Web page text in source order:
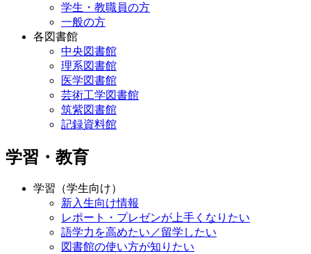
学生・教職員の方
一般の方
各図書館
中央図書館
理系図書館
医学図書館
芸術工学図書館
筑紫図書館
記録資料館
学習・教育
学習（学生向け）
新入生向け情報
レポート・プレゼンが上手くなりたい
語学力を高めたい／留学したい
図書館の使い方が知りたい